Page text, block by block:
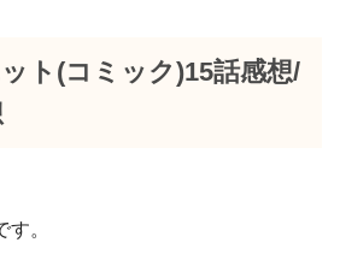
ト(コミック)15話感想/
。